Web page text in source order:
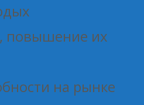
повышение их
на рынке